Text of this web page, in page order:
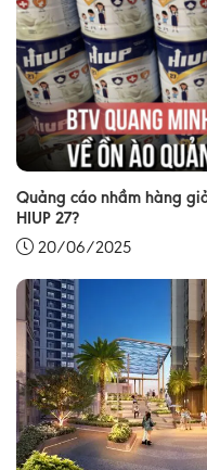
Quảng cáo nhầm hàng
HIUP 27?
20/06/2025